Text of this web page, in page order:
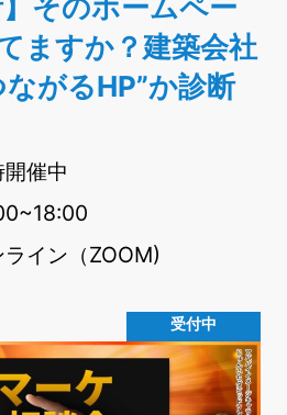
】そのホームペー
ますか？建築会社
がるHP”か診断
開催中
ライン（ZOOM)
受付中